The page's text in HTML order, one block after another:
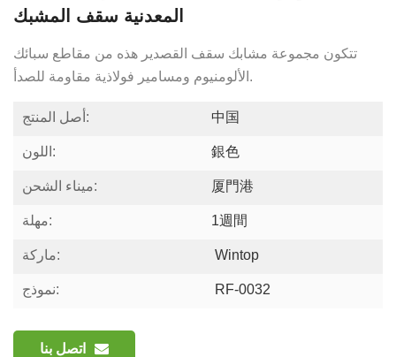
المعدنية سقف المشبك
تتكون مجموعة مشابك سقف القصدير هذه من مقاطع سبائك
الألومنيوم ومسامير فولاذية مقاومة للصدأ.
أصل المنتج: 中国
اللون: 銀色
ميناء الشحن: 厦門港
مهلة: 1週間
ماركة: Wintop
نموذج: RF-0032
اتصل بنا